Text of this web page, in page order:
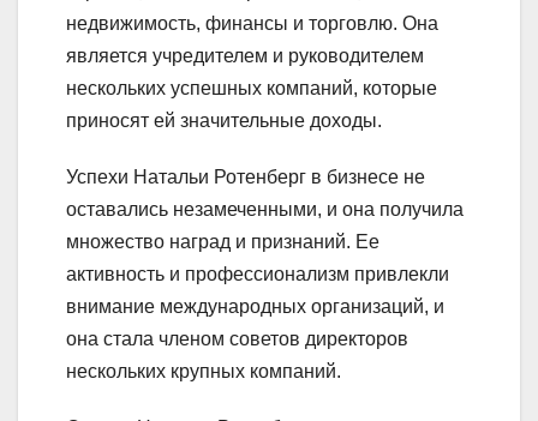
недвижимость, финансы и торговлю. Она
является учредителем и руководителем
нескольких успешных компаний, которые
приносят ей значительные доходы.
Успехи Натальи Ротенберг в бизнесе не
оставались незамеченными, и она получила
множество наград и признаний. Ее
активность и профессионализм привлекли
внимание международных организаций, и
она стала членом советов директоров
нескольких крупных компаний.